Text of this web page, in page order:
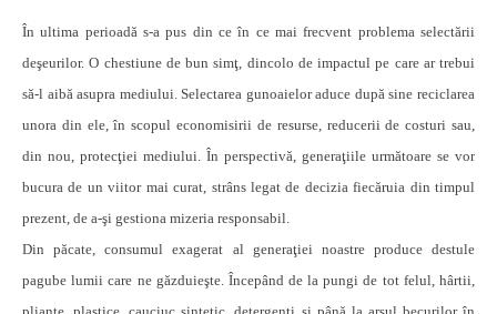
În ultima perioadă s-a pus din ce în ce mai frecvent problema selectării
deşeurilor. O chestiune de bun simţ, dincolo de impactul pe care ar trebui
să-l aibă asupra mediului. Selectarea gunoaielor aduce după sine reciclarea
unora din ele, în scopul economisirii de resurse, reducerii de costuri sau,
din nou, protecţiei mediului. În perspectivă, generaţiile următoare se vor
bucura de un viitor mai curat, strâns legat de decizia fiecăruia din timpul
prezent, de a-şi gestiona mizeria responsabil.
Din păcate, consumul exagerat al generaţiei noastre produce destule
pagube lumii care ne găzduieşte. Începând de la pungi de tot felul, hârtii,
pliante, plastice, cauciuc sintetic, detergenţi şi până la arsul becurilor în